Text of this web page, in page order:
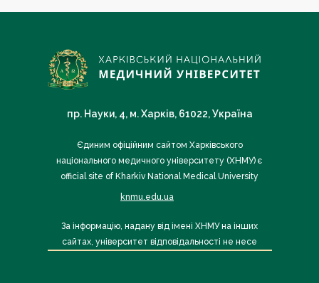
пр. Науки, 4, м. Харків, 61022, Україна
Єдиним офіційним сайтом Харківського
національного медичного університету (ХНМУ) є
official site of Kharkiv National Medical University
knmu.edu.ua
За інформацію, надану від імені ХНМУ на інших
сайтах, університет відповідальності не несе